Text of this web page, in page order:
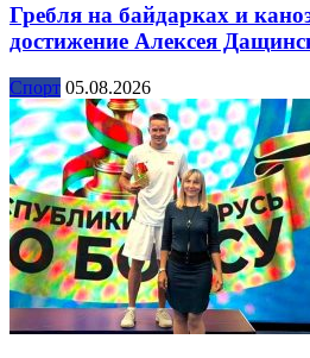
Гребля на байдарках и
достижение Алексея
Спорт 05.08.2026